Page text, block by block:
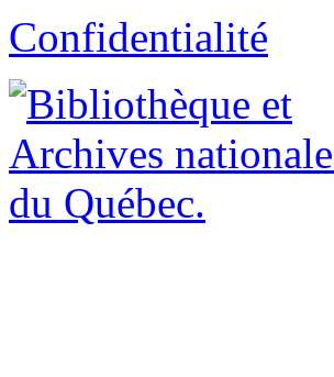
Confidentialité